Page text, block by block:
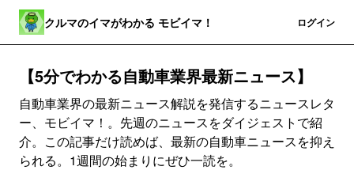
クルマのイマがわかる モビイマ！ ログイン
【5分でわかる自動車業界最新ニュース】
自動車業界の最新ニュース解説を発信するニュースレタ
ー、モビイマ！。先週のニュースをダイジェストで紹
介。この記事だけ読めば、最新の自動車ニュースを抑え
られる。1週間の始まりにぜひ一読を。